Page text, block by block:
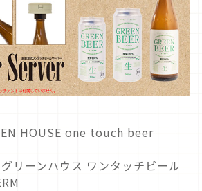
HOUSE one touch beer
リーンハウス ワンタッチビール